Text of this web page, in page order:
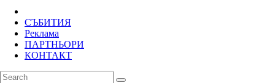
СЪБИТИЯ
Реклама
ПАРТНЬОРИ
КОНТАКТ